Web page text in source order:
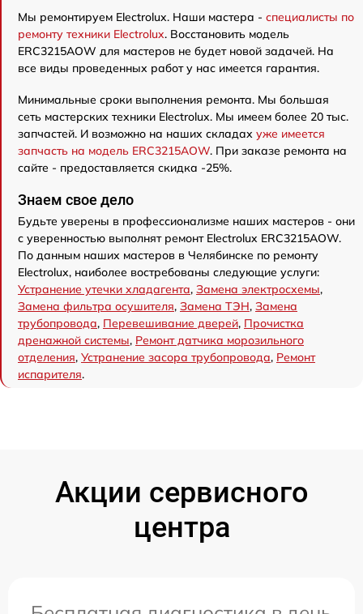
Мы ремонтируем Electrolux. Наши мастера - специалисты по
ремонту техники Electrolux. Восстановить модель
ERC3215AOW для мастеров не будет новой задачей. На
все виды проведенных работ у нас имеется гарантия.
Минимальные сроки выполнения ремонта. Мы большая
сеть мастерских техники Electrolux. Мы имеем более 20 тыс.
запчастей. И возможно на наших складах уже имеется
запчасть на модель ERC3215AOW. При заказе ремонта на
сайте - предоставляется скидка -25%.
Знаем свое дело
Будьте уверены в профессионализме наших мастеров - они
с уверенностью выполнят ремонт Electrolux ERC3215AOW.
По данным наших мастеров в Челябинске по ремонту
Electrolux, наиболее востребованы следующие услуги:
Устранение утечки хладагента, Замена электросхемы,
Замена фильтра осушителя, Замена ТЭН, Замена
трубопровода, Перевешивание дверей, Прочистка
дренажной системы, Ремонт датчика морозильного
отделения, Устранение засора трубопровода, Ремонт
испарителя.
Акции сервисного
центра